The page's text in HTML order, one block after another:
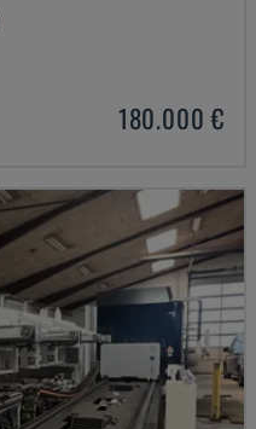
180.000 €